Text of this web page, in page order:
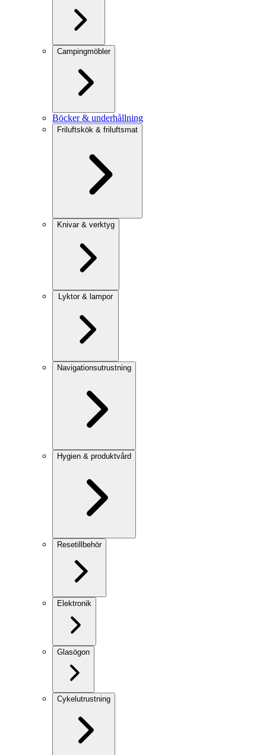
Campingmöbler
Böcker & underhållning
Friluftskök & friluftsmat
Knivar & verktyg
Lyktor & lampor
Navigationsutrustning
Hygien & produktvård
Resetillbehör
Elektronik
Glasögon
Cykelutrustning